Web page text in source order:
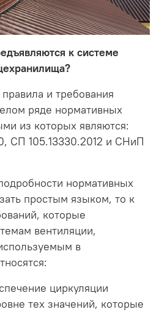
к системе
и требования
ряде нормативных
из которых являются:
СП 105.13330.2012 и СНиП
нормативных
простым языком, то к
которые
вентиляции,
в
циркуляции
тех значений, которые